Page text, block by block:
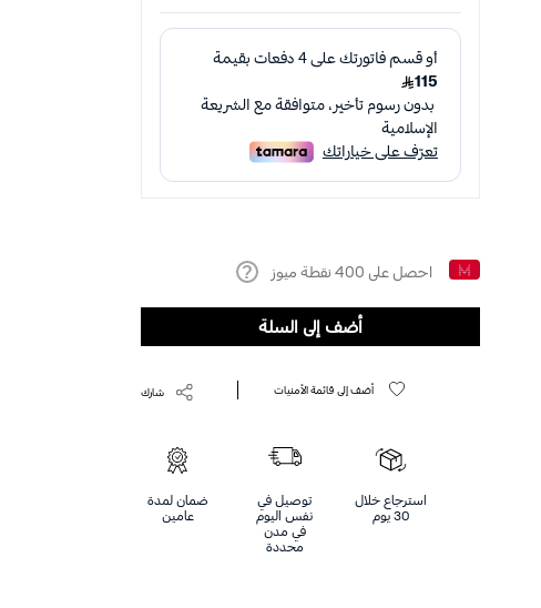
احصل على 400 نقطة ميوز
أضف إلى السلة
أضف إلى قائمة الأمنيات شارك
استرجاع خلال
30 يوم
توصيل في
نفس اليوم
في مدن
محددة
ضمان لمدة
عامين